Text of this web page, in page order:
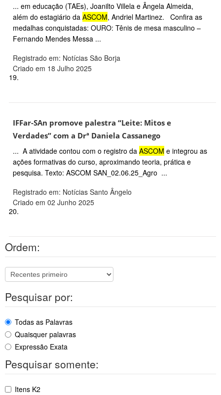
... em educação (TAEs), Joanilto Villela e Ângela Almeida,
além do estagiário da ASCOM, Andriel Martinez. Confira as
medalhas conquistadas: OURO: Tênis de mesa masculino –
Fernando Mendes Messa ...
Registrado em: Notícias São Borja
Criado em 18 Julho 2025
19.
IFFar-SAn promove palestra “Leite: Mitos e
Verdades” com a Drª Daniela Cassanego
... A atividade contou com o registro da ASCOM e integrou as
ações formativas do curso, aproximando teoria, prática e
pesquisa. Texto: ASCOM SAN_02.06.25_Agro ...
Registrado em: Notícias Santo Ângelo
Criado em 02 Junho 2025
20.
Ordem:
Pesquisar por:
Todas as Palavras
Quaisquer palavras
Expressão Exata
Pesquisar somente:
Itens K2